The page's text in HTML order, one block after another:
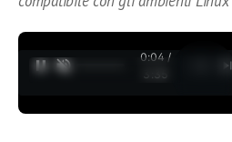
0:04 /
3:35